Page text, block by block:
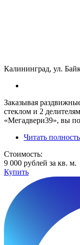
Калининград, ул.
Заказывая
стеклом и 2
«Мегадвери39», вы
Читать
Стоимость:
9 000 рублей за кв. м.
Купить